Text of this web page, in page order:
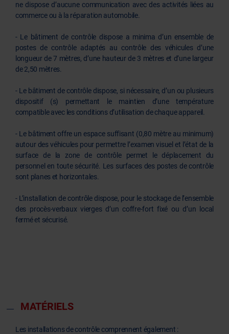
ne dispose d’aucune communication avec des activités liées au
commerce ou à la réparation automobile.
- Le bâtiment de contrôle dispose a minima d’un ensemble de
postes de contrôle adaptés au contrôle des véhicules d’une
longueur de 7 mètres, d’une hauteur de 3 mètres et d’une largeur
de 2,50 mètres.
- Le bâtiment de contrôle dispose, si nécessaire, d’un ou plusieurs
dispositif (s) permettant le maintien d’une température
compatible avec les conditions d’utilisation de chaque appareil.
- Le bâtiment offre un espace suffisant (0,80 mètre au minimum)
autour des véhicules pour permettre l’examen visuel et l’état de la
surface de la zone de contrôle permet le déplacement du
personnel en toute sécurité. Les surfaces des postes de contrôle
sont planes et horizontales.
- L’installation de contrôle dispose, pour le stockage de l’ensemble
des procès-verbaux vierges d’un coffre-fort fixé ou d’un local
fermé et sécurisé.
MATÉRIELS
Les installations de contrôle comprennent également :